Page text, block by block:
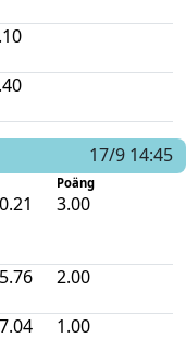
17/9 14:45
Poäng
3.00
2.00
1.00